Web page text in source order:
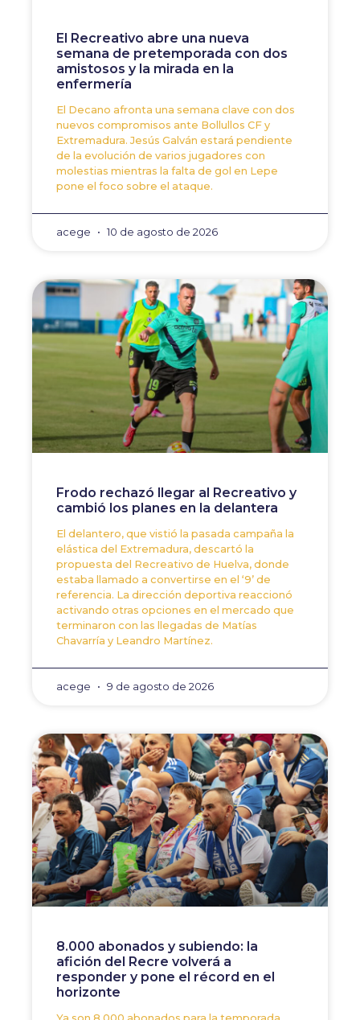
El Recreativo abre una nueva
semana de pretemporada con dos
amistosos y la mirada en la
enfermería
El Decano afronta una semana clave con dos
nuevos compromisos ante Bollullos CF y
Extremadura. Jesús Galván estará pendiente
de la evolución de varios jugadores con
molestias mientras la falta de gol en Lepe
pone el foco sobre el ataque.
acege 10 de agosto de 2026
Frodo rechazó llegar al Recreativo y
cambió los planes en la delantera
El delantero, que vistió la pasada campaña la
elástica del Extremadura, descartó la
propuesta del Recreativo de Huelva, donde
estaba llamado a convertirse en el ‘9’ de
referencia. La dirección deportiva reaccionó
activando otras opciones en el mercado que
terminaron con las llegadas de Matías
Chavarría y Leandro Martínez.
acege 9 de agosto de 2026
8.000 abonados y subiendo: la
afición del Recre volverá a
responder y pone el récord en el
horizonte